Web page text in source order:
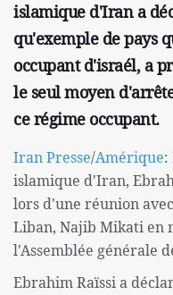
islamique d'Iran a
qu'exemple de pays
occupant d'israél, a
le seul moyen
ce régime occupant.
Iran Presse/Amérique:
islamique d'Iran,
lors d'une réunion
Liban, Najib Mikati en
l'Assemblée générale
Ebrahim Raïssi a